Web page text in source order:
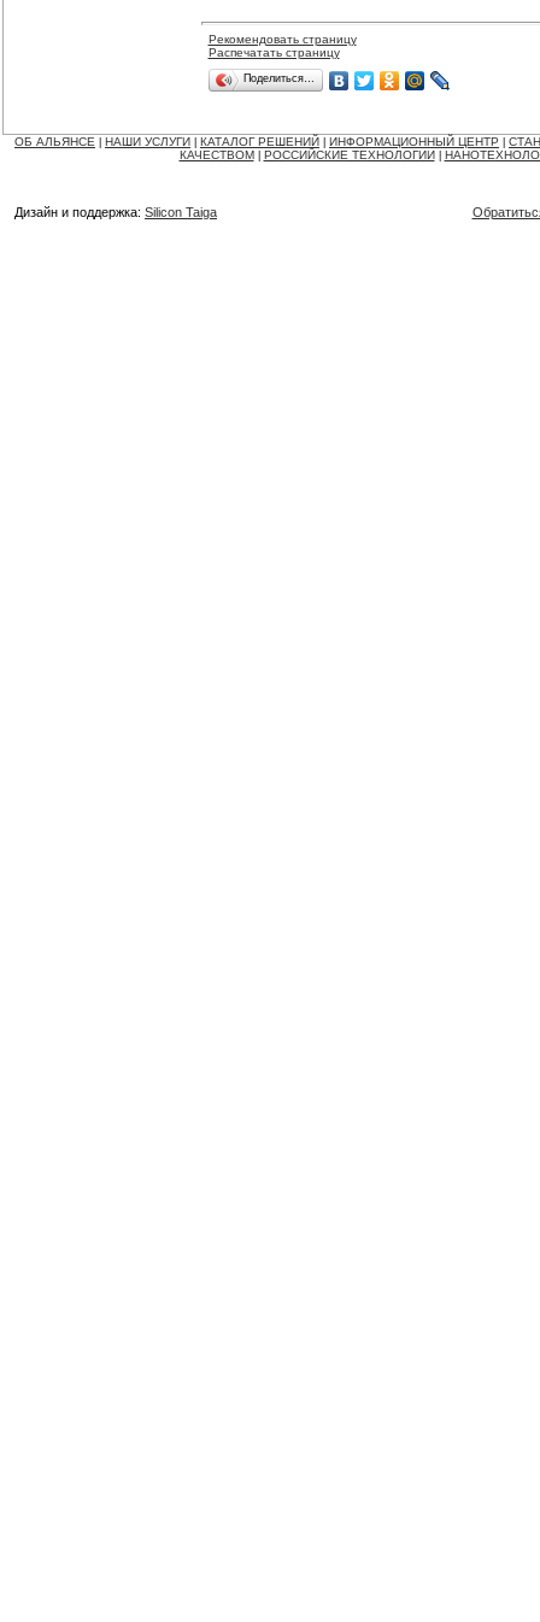
Рекомендовать страницу
Распечатать страницу
Поделиться…
ОБ АЛЬЯНСЕ НАШИ УСЛУГИ КАТАЛОГ РЕШЕНИЙ ИНФОРМАЦИОННЫЙ ЦЕНТР
КАЧЕСТВОМ
РОССИЙСКИЕ ТЕХНОЛОГИИ
Дизайн и поддержка: Silicon Taiga